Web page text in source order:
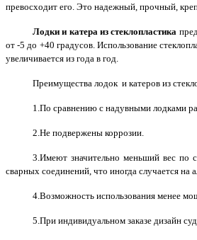
превосходит его. Это надежный, прочный,
Лодки и катера из стеклопластика
от -5 до +40 градусов. Использование
увеличивается из года в год.
Преимущества лодок и катеров из
1.По сравнению с надувными лодками
2.Не подвержены коррозии.
3.Имеют значительно меньший вес по
сварных соединений, что иногда случается на
4.Возможность использования менее
5.При индивидуальном заказе дизайн